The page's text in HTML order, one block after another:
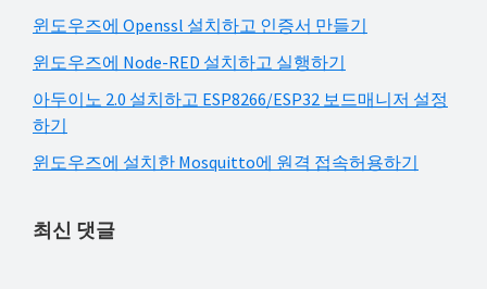
윈도우즈에 Openssl 설치하고 인증서 만들기
윈도우즈에 Node-RED 설치하고 실행하기
아두이노 2.0 설치하고 ESP8266/ESP32 보드매니저 설정
하기
윈도우즈에 설치한 Mosquitto에 원격 접속허용하기
최신 댓글